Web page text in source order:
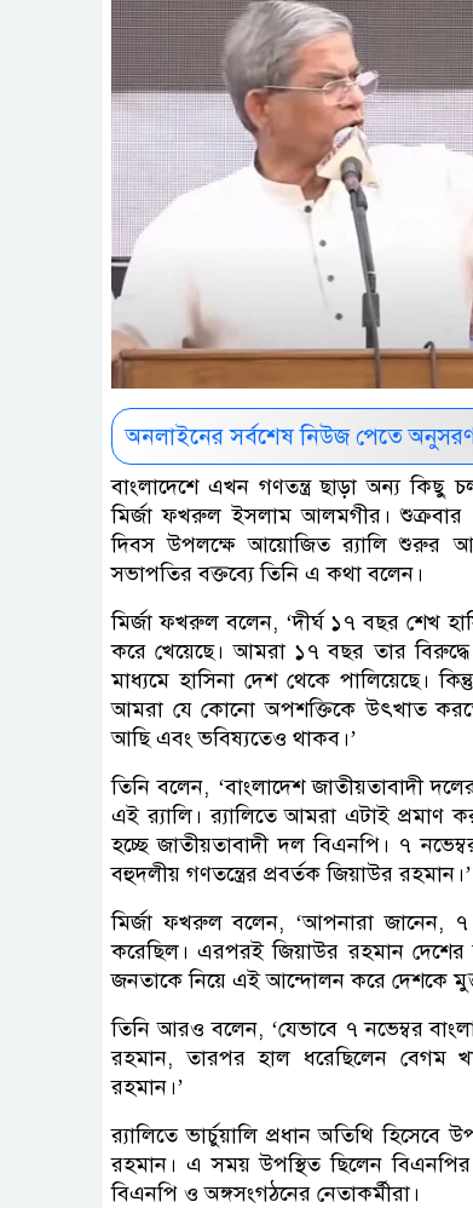
অনলাইনের সর্বশেষ নিউজ পেতে
বাংলাদেশে এখন গণতন্ত্র ছাড়া অন্য কিছু
মির্জা ফখরুল ইসলাম আলমগীর। শুক্রবার
দিবস উপলক্ষে আয়োজিত র‌্যালি শুরুর
সভাপতির বক্তব্যে তিনি এ কথা বলেন।
মির্জা ফখরুল বলেন, ‘দীর্ঘ ১৭ বছর শেখ
করে খেয়েছে। আমরা ১৭ বছর তার বিরুদ্ধে
মাধ্যমে হাসিনা দেশ থেকে পালিয়েছে।
আমরা যে কোনো অপশক্তিকে উৎখাত
আছি এবং ভবিষ্যতেও থাকব।’
তিনি বলেন, ‘বাংলাদেশ জাতীয়তাবাদী
এই র‌্যালি। র‌্যালিতে আমরা এটাই প্রমাণ
হচ্ছে জাতীয়তাবাদী দল বিএনপি। ৭
বহুদলীয় গণতন্ত্রের প্রবর্তক জিয়াউর রহমান।’
মির্জা ফখরুল বলেন, ‘আপনারা জানেন,
করেছিল। এরপরই জিয়াউর রহমান দেশের
জনতাকে নিয়ে এই আন্দোলন করে দেশকে
তিনি আরও বলেন, ‘যেভাবে ৭ নভেম্বর
রহমান, তারপর হাল ধরেছিলেন বেগম
রহমান।’
র‌্যালিতে ভার্চুয়ালি প্রধান অতিথি হিসেবে
রহমান। এ সময় উপস্থিত ছিলেন বিএনপির
বিএনপি ও অঙ্গসংগঠনের নেতাকর্মীরা।